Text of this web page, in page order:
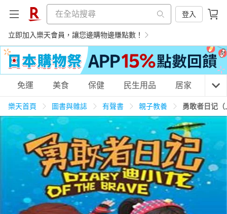
登入
立即加入樂天會員，讓您邊購物邊賺點數！
購物網分類
天天免運 美食蛋糕 養生保健 民生用品
居家生活 3C家電 運動休閒 親子玩具
免運 美食 保健 民生用品 居家 3C
樂天首頁 圖書與雜誌 有聲書 親子教養 勇敢者日记